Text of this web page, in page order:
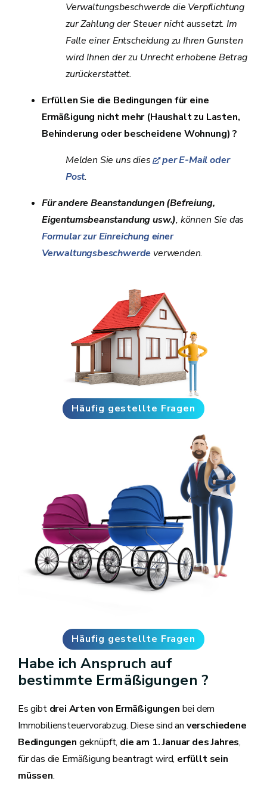
Verwaltungsbeschwerde die Verpflichtung
zur Zahlung der Steuer nicht aussetzt. Im
Falle einer Entscheidung zu Ihren Gunsten
wird Ihnen der zu Unrecht erhobene Betrag
zurückerstattet.
Erfüllen Sie die Bedingungen für eine
Ermäßigung nicht mehr (Haushalt zu Lasten,
Behinderung oder bescheidene Wohnung) ?
Melden Sie uns dies
per E-Mail oder
Post.
Für andere Beanstandungen (Befreiung,
Eigentumsbeanstandung usw.), können Sie das
Formular zur Einreichung einer
Verwaltungsbeschwerde verwenden.
Häufig gestellte Fragen
Häufig gestellte Fragen
Habe ich Anspruch auf
bestimmte Ermäßigungen ?
Es gibt drei Arten von Ermäßigungen bei dem
Immobiliensteuervorabzug. Diese sind an verschiedene
Bedingungen geknüpft, die am 1. Januar des Jahres,
für das die Ermäßigung beantragt wird, erfüllt sein
müssen.